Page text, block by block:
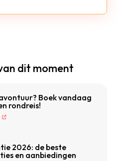
dit moment
Boek vandaag
rondreis!
2026: de beste
en aanbiedingen